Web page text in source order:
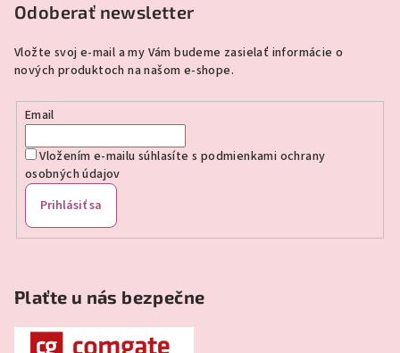
Odoberať newsletter
Vložte svoj e-mail a my Vám budeme zasielať informácie o
nových produktoch na našom e-shope.
Email
Vložením e-mailu súhlasíte s podmienkami ochrany
osobných údajov
Prihlásiť sa
Plaťte u nás bezpečne